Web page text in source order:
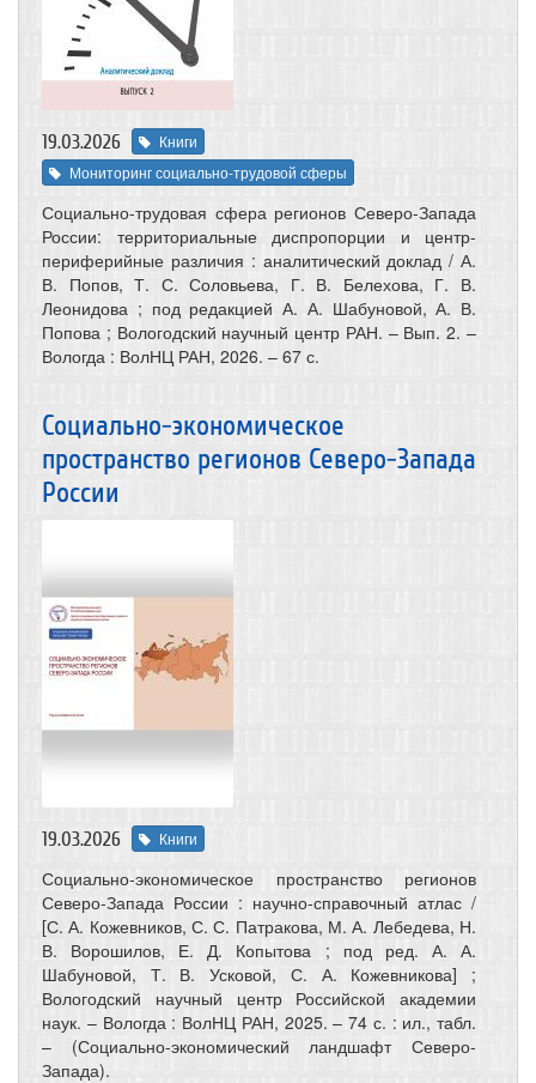
19.03.2026
Книги
Мониторинг социально-трудовой сферы
Социально-трудовая сфера регионов Северо-Запада
России: территориальные диспропорции и центр-
периферийные различия : аналитический доклад / А.
В. Попов, Т. С. Соловьева, Г. В. Белехова, Г. В.
Леонидова ; под редакцией А. А. Шабуновой, А. В.
Попова ; Вологодский научный центр РАН. – Вып. 2. –
Вологда : ВолНЦ РАН, 2026. – 67 с.
Социально-экономическое
пространство регионов Северо-Запада
России
19.03.2026 Книги
Социально-экономическое пространство регионов
Северо-Запада России : научно-справочный атлас /
[С. А. Кожевников, С. С. Патракова, М. А. Лебедева, Н.
В. Ворошилов, Е. Д. Копытова ; под ред. А. А.
Шабуновой, Т. В. Усковой, С. А. Кожевникова] ;
Вологодский научный центр Российской академии
наук. – Вологда : ВолНЦ РАН, 2025. – 74 с. : ил., табл.
– (Социально-экономический ландшафт Северо-
Запада).